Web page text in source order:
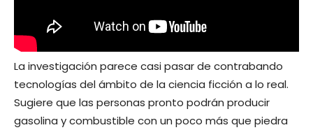
La investigación parece casi pasar de contrabando
tecnologías del ámbito de la ciencia ficción a lo real.
Sugiere que las personas pronto podrán producir
gasolina y combustible con un poco más que piedra